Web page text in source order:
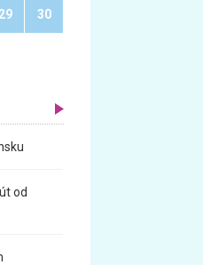
29 30
od